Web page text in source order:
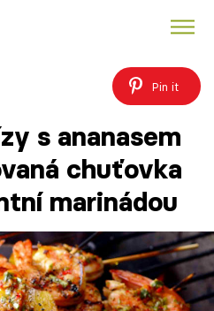
Rychlé večeře Pin it
s ananasem
chuťovka
marinádou